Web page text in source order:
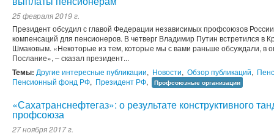
25 февраля 2019 г.
Президент обсудил с главой Федерации независимых профсоюзов
компенсаций для пенсионеров. В четверг Владимир Путин встретился в
Шмаковым. «Некоторые из тем, которые мы с вами раньше обсуждали, в
Послание», – сказал президент...
Темы: Другие интересные публикации, Новости, Обзор публикаций,
Пенсионный фонд РФ, Президент РФ, Профсоюзные организации
«Сахатранснефтегаз»: о результате конструктивного
профсоюза
27 ноября 2017 г.